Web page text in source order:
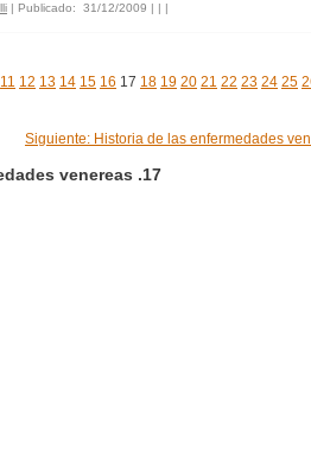
| Publicado: 31/12/2009 | | |
11 12 13 14 15 16 17 18 19 20 21 22 23 24 25
Siguiente: Historia de las enfermedades
venereas .17